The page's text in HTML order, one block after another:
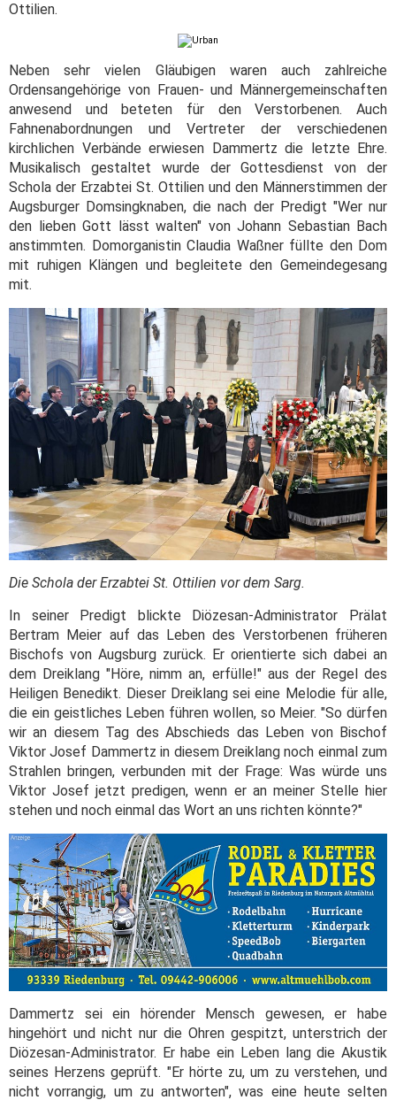
Ottilien.
Neben sehr vielen Gläubigen waren auch zahlreiche
Ordensangehörige von Frauen- und Männergemeinschaften
anwesend und beteten für den Verstorbenen. Auch
Fahnenabordnungen und Vertreter der verschiedenen
kirchlichen Verbände erwiesen Dammertz die letzte Ehre.
Musikalisch gestaltet wurde der Gottesdienst von der
Schola der Erzabtei St. Ottilien und den Männerstimmen der
Augsburger Domsingknaben, die nach der Predigt "Wer nur
den lieben Gott lässt walten" von Johann Sebastian Bach
anstimmten. Domorganistin Claudia Waßner füllte den Dom
mit ruhigen Klängen und begleitete den Gemeindegesang
mit.
Die Schola der Erzabtei St. Ottilien vor dem Sarg.
In seiner Predigt blickte Diözesan-Administrator Prälat
Bertram Meier auf das Leben des Verstorbenen früheren
Bischofs von Augsburg zurück. Er orientierte sich dabei an
dem Dreiklang "Höre, nimm an, erfülle!" aus der Regel des
Heiligen Benedikt. Dieser Dreiklang sei eine Melodie für alle,
die ein geistliches Leben führen wollen, so Meier. "So dürfen
wir an diesem Tag des Abschieds das Leben von Bischof
Viktor Josef Dammertz in diesem Dreiklang noch einmal zum
Strahlen bringen, verbunden mit der Frage: Was würde uns
Viktor Josef jetzt predigen, wenn er an meiner Stelle hier
stehen und noch einmal das Wort an uns richten könnte?"
Dammertz sei ein hörender Mensch gewesen, er habe
hingehört und nicht nur die Ohren gespitzt, unterstrich der
Diözesan-Administrator. Er habe ein Leben lang die Akustik
seines Herzens geprüft. "Er hörte zu, um zu verstehen, und
nicht vorrangig, um zu antworten", was eine heute selten